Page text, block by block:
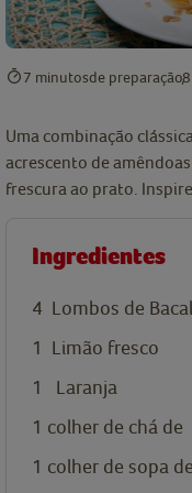
7 minutosde preparação
Uma combinação
acrescento de
frescura ao prato.
Ingredientes
4 Lombos de
1 Limão fresco
1
Laranja
1 colher de chá de
1 colher de sopa de